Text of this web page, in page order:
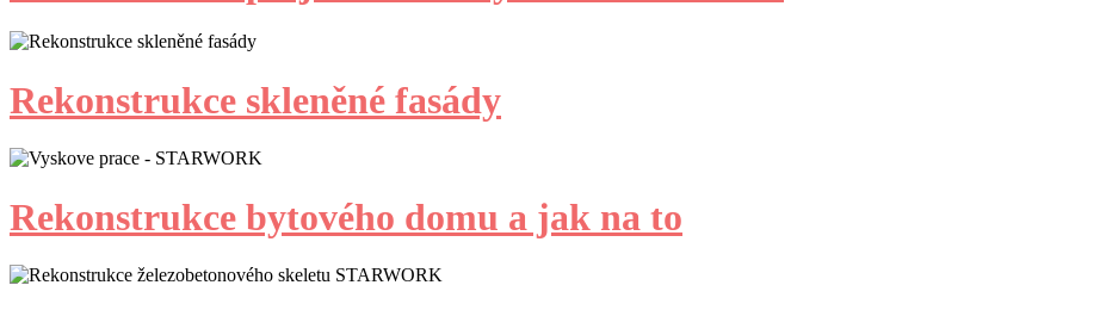
Rekonstrukce skleněné fasády
Rekonstrukce bytového domu a jak na to